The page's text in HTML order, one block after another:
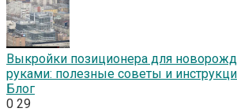
Выкройки позиционера для
руками: полезные советы и
Блог
0 29